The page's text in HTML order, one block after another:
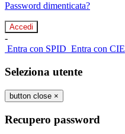
Password dimenticata?
-
Entra con SPID Entra con CIE
Seleziona utente
button close ×
Recupero password